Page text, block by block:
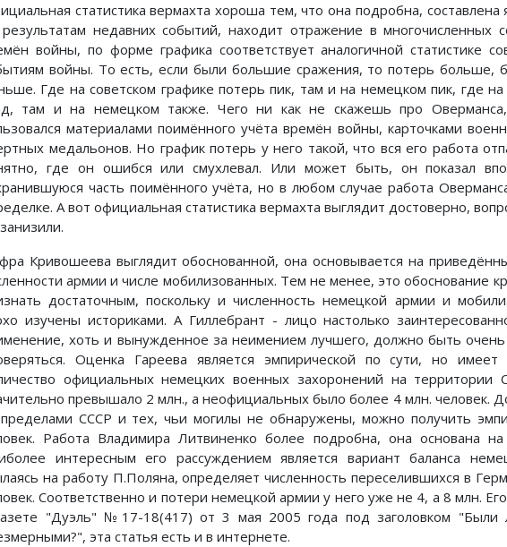
статистика вермахта хороша тем, что она подробна,
недавних событий, находит отражение в многочисленных
войны, по форме графика соответствует аналогичной статистике
войны. То есть, если были большие сражения, то потерь больше,
Где на советском графике потерь пик, там и на немецком пик, где на
там и на немецком также. Чего ни как не скажешь про
материалами поимённого учёта времён войны, карточками
медальонов. Но график потерь у него такой, что вся его работа
где он ошибся или смухлевал. Или может быть, он показал
часть поимённого учёта, но в любом случае работа
А вот официальная статистика вермахта выглядит достоверно,
Кривошеева выглядит обоснованной, она основывается на
армии и числе мобилизованных. Тем не менее, это обоснование
достаточным, поскольку и численность немецкой армии и
изучены историками. А Гиллебрант - лицо настолько
хоть и вынужденное за неимением лучшего, должно быть
Оценка Гареева является эмпирической по сути, но имеет
официальных немецких военных захоронений на территории
превышало 2 млн., а неофициальных было более 4 млн. человек.
СССР и тех, чьи могилы не обнаружены, можно получить
Работа Владимира Литвиненко более подробна, она основана на
интересным его рассуждением является вариант баланса
на работу П.Поляна, определяет численность переселившихся в
Соответственно и потери немецкой армии у него уже не 4, а 8 млн.
"Дуэль" №17-18(417) от 3 мая 2005 года под заголовком "Были
эта статья есть и в интернете.